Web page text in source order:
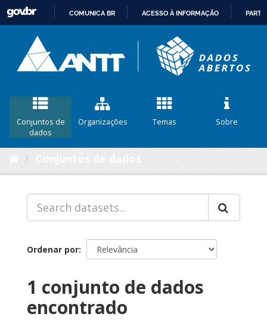
CONTEÚDO
COMUNICA BR ACESSO À INFORMAÇÃO
Conjuntos de
dados
Organizações Temas Sobre
Ordenar por
1 conjunto de dados
encontrado